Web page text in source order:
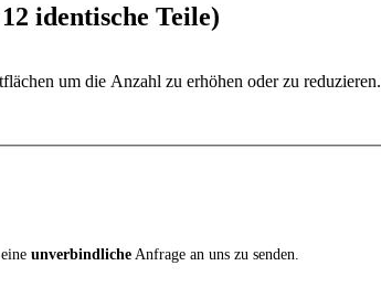
identische Teile)
um die Anzahl zu erhöhen oder zu reduzieren.
unverbindliche Anfrage an uns zu senden.